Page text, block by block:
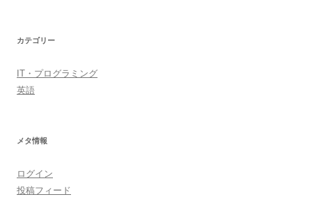
カテゴリー
IT・プログラミング
英語
メタ情報
ログイン
投稿フィード